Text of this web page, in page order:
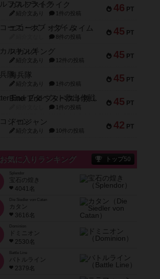
46 PT
ガルフストライク
紹介文あり 1件の投稿
45 PT
エコーズ・オブ・タイム
8件の投稿
45 PT
スカルキング
紹介文あり 12件の投稿
45 PT
海兵隊
紹介文あり 1件の投稿
45 PT
Bitter End ブタペスト救出作戦
1件の投稿
42 PT
ドコジャン
紹介文あり 10件の投稿
お気に入りランキング トップ50
宝石の煌き
4041名
Die Siedler von Catan
カタン
3616名
ドミニオン
2530名
Battle Line
バトルライン
2379名